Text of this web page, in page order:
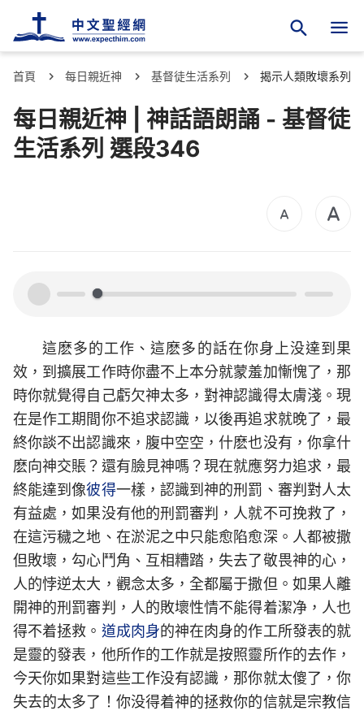
首頁 每日親近神 基督徒生活系列 揭示人類敗壞系列
每日親近神 | 神話語朗誦 - 基督徒
生活系列 選段346
00:00 00:00
這麽多的工作、這麽多的話在你身上没達到果
效，到擴展工作時你盡不上本分就蒙羞加慚愧了，那
時你就覺得自己虧欠神太多，對神認識得太膚淺。現
在是作工期間你不追求認識，以後再追求就晚了，最
終你談不出認識來，腹中空空，什麽也没有，你拿什
麽向神交賬？還有臉見神嗎？現在就應努力追求，最
終能達到像彼得一樣，認識到神的刑罰、審判對人太
有益處，如果没有他的刑罰審判，人就不可挽救了，
在這污穢之地、在淤泥之中只能愈陷愈深。人都被撒
但敗壞，勾心鬥角、互相糟踏，失去了敬畏神的心，
人的悖逆太大，觀念太多，全都屬于撒但。如果人離
開神的刑罰審判，人的敗壞性情不能得着潔净，人也
得不着拯救。 道成肉身的神在肉身的作工所發表的就
是靈的發表，他所作的工作就是按照靈所作的去作，
今天你如果對這些工作没有認識，那你就太傻了，你
失去的太多了！你没得着神的拯救你的信就是宗教信